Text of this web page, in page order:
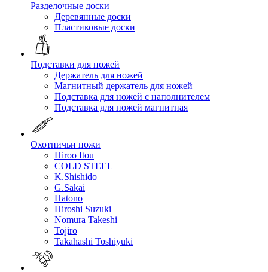
Разделочные доски
Деревянные доски
Пластиковые доски
Подставки для ножей
Держатель для ножей
Магнитный держатель для ножей
Подставка для ножей с наполнителем
Подставка для ножей магнитная
Охотничьи ножи
Hiroo Itou
COLD STEEL
K.Shishido
G.Sakai
Hatono
Hiroshi Suzuki
Nomura Takeshi
Tojiro
Takahashi Toshiyuki